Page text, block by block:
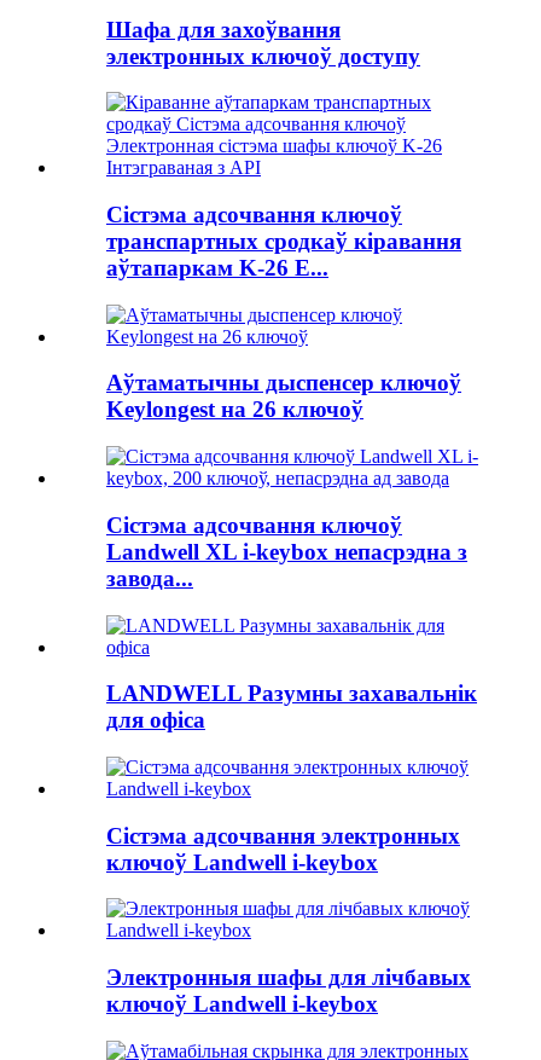
Шафа для захоўвання
электронных ключоў доступу
Сістэма адсочвання ключоў
транспартных сродкаў кіравання
аўтапаркам K-26 E...
Аўтаматычны дыспенсер ключоў
Keylongest на 26 ключоў
Сістэма адсочвання ключоў
Landwell XL i-keybox непасрэдна з
завода...
LANDWELL Разумны захавальнік
для офіса
Сістэма адсочвання электронных
ключоў Landwell i-keybox
Электронныя шафы для лічбавых
ключоў Landwell i-keybox